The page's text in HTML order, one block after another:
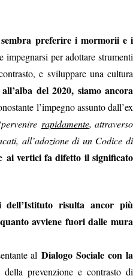
sembra preferire i mormorii e i
per adottare strumenti
e sviluppare una cultura
all’alba del 2020, siamo ancora
l’impegno assunto dall’ex
pervenire rapidamente, attraverso
all’adozione di un Codice di
ai vertici fa difetto il significato
dell’Istituto risulta ancor più
avviene fuori dalle mura
alDialogo Sociale con la
prevenzione e contrasto di